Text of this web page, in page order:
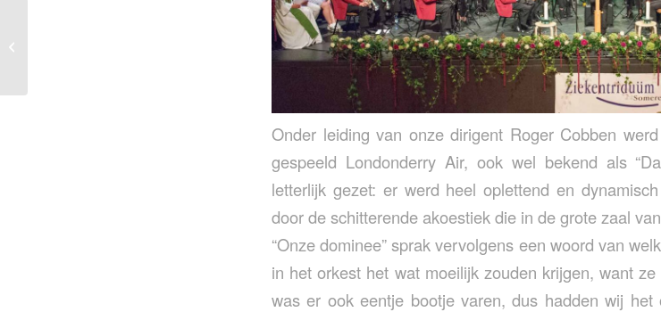
Onder leiding van onze dirigent Roger Cobben
gespeeld Londonderry Air, ook wel bekend als
letterlijk gezet: er werd heel oplettend en
door de schitterende akoestiek die in de grote zaal
“Onze dominee” sprak vervolgens een woord van
in het orkest het wat moeilijk zouden krijgen, want
was er ook eentje bootje varen, dus hadden wij